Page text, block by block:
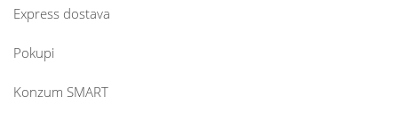
Express dostava
Pokupi
Konzum SMART